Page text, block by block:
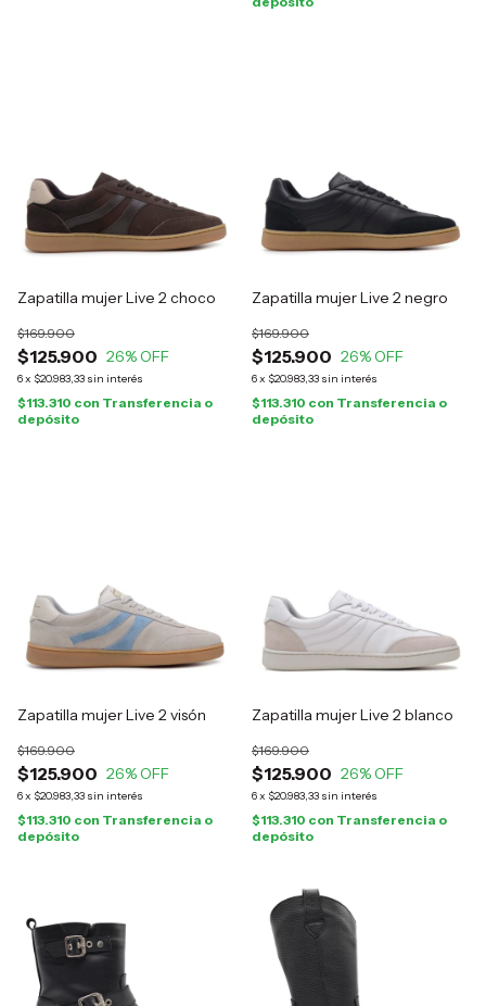
Zapatilla mujer Live 2 choco
$125.900
$169.900
26% OFF
6x $20.983,33 sin interés
$113.310 con Transferencia o
depósito
Zapatilla mujer Live 2 negro
$125.900
$169.900
26% OFF
6x $20.983,33 sin interés
$113.310 con Transferencia o
depósito
Zapatilla mujer Live 2 visón
$125.900
$169.900
26% OFF
6x $20.983,33 sin interés
$113.310 con Transferencia o
depósito
Zapatilla mujer Live 2 blanco
$125.900
$169.900
26% OFF
6x $20.983,33 sin interés
$113.310 con Transferencia o
depósito